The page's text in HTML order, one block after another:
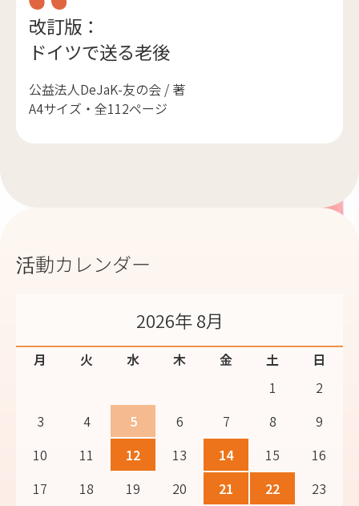
改訂版：
ドイツで送る老後
公益法人DeJaK-友の会 / 著
A4サイズ・全112ページ
活動カレンダー
2026年 8月
月 火 水 木 金 土
日
1
2
3
4 5 6 7 8
9
10
11 12 13 14 15
16
17
18 19 20 21 22
23